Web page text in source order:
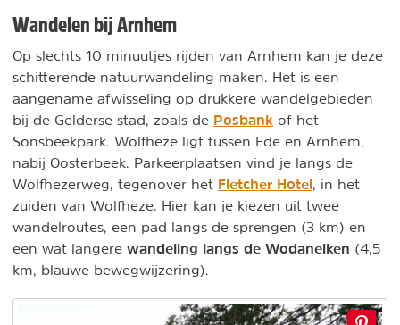
Wandelen bij Arnhem
Op slechts 10 minuutjes rijden van Arnhem kan je deze
schitterende natuurwandeling maken. Het is een
aangename afwisseling op drukkere wandelgebieden
bij de Gelderse stad, zoals de Posbank of het
Sonsbeekpark. Wolfheze ligt tussen Ede en Arnhem,
nabij Oosterbeek. Parkeerplaatsen vind je langs de
Wolfhezerweg, tegenover het Fletcher Hotel , in het
zuiden van Wolfheze. Hier kan je kiezen uit twee
wandelroutes, een pad langs de sprengen (3 km) en
een wat langere wandeling langs de Wodaneiken (4,5
km, blauwe bewegwijzering).